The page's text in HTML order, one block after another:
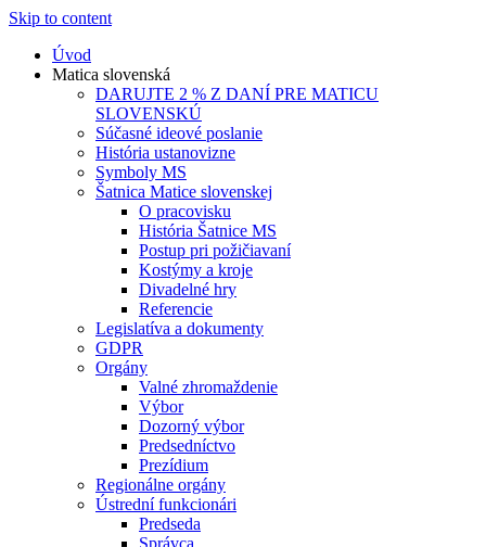
Skip to content
Úvod
Matica slovenská
DARUJTE 2 % Z DANÍ PRE MATICU
SLOVENSKÚ
Súčasné ideové poslanie
História ustanovizne
Symboly MS
Šatnica Matice slovenskej
O pracovisku
História Šatnice MS
Postup pri požičiavaní
Kostýmy a kroje
Divadelné hry
Referencie
Legislatíva a dokumenty
GDPR
Orgány
Valné zhromaždenie
Výbor
Dozorný výbor
Predsedníctvo
Prezídium
Regionálne orgány
Ústrední funkcionári
Predseda
Správca